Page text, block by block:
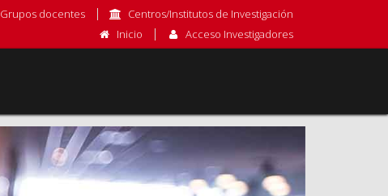
Grupos docentes
Centros/Institutos de Investigación
Inicio
Acceso Investigadores